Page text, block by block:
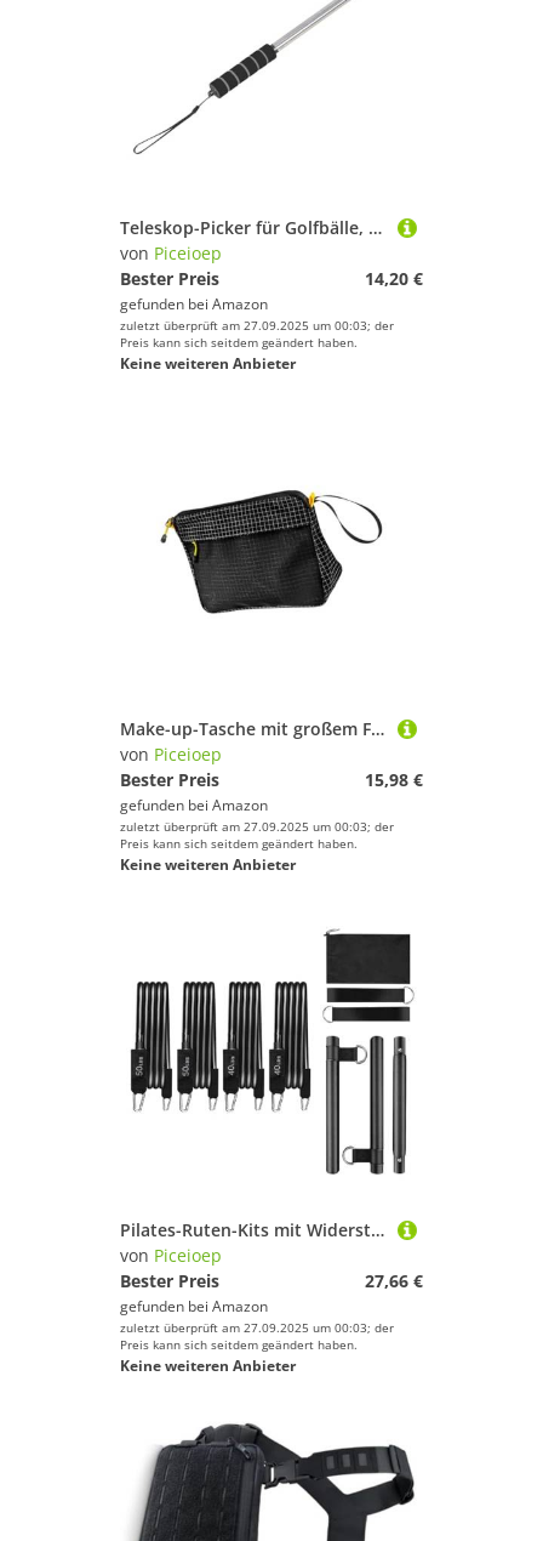
Teleskop-Picker für Golfbälle, Greifer, Krallensauger, Edelstahl, langlebig, Teleskop-Picker
von Piceioep
Bester Preis
14,20 €
gefunden bei Amazon
zuletzt überprüft am 27.09.2025 um 00:03; der
Preis kann sich seitdem geändert haben.
Keine weiteren Anbieter
Make-up-Tasche mit großem Fassungsvermögen, wasserdicht, Kulturbeutel, Reise-Kulturbeutel, Outdoor, Radfahren, Hand-Make-up, Kulturbeutel, Reisekosmetik, große Kapazität, Schwarz , No shoulder straps
von Piceioep
Bester Preis
15,98 €
gefunden bei Amazon
zuletzt überprüft am 27.09.2025 um 00:03; der
Preis kann sich seitdem geändert haben.
Keine weiteren Anbieter
Pilates-Ruten-Kits mit Widerstandsband, multifunktionale Ruten, Heim-Fitnessstudios, Krafttrainingsgeräte für Damen und Herren, multifunktionale Stange für Damen und Herren
von Piceioep
Bester Preis
27,66 €
gefunden bei Amazon
zuletzt überprüft am 27.09.2025 um 00:03; der
Preis kann sich seitdem geändert haben.
Keine weiteren Anbieter